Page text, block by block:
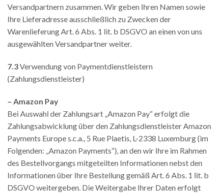
Versandpartnern zusammen. Wir geben Ihren Namen sowie
Ihre Lieferadresse ausschließlich zu Zwecken der
Warenlieferung Art. 6 Abs. 1 lit. b DSGVO an einen von uns
ausgewählten Versandpartner weiter.
7.3Verwendung von Paymentdienstleistern
(Zahlungsdienstleister)
– Amazon Pay
Bei Auswahl der Zahlungsart „Amazon Pay“ erfolgt die
Zahlungsabwicklung über den Zahlungsdienstleister Amazon
Payments Europe s.c.a., 5 Rue Plaetis, L-2338 Luxemburg (im
Folgenden: „Amazon Payments“), an den wir Ihre im Rahmen
des Bestellvorgangs mitgeteilten Informationen nebst den
Informationen über Ihre Bestellung gemäß Art. 6 Abs. 1 lit. b
DSGVO weitergeben. Die Weitergabe Ihrer Daten erfolgt